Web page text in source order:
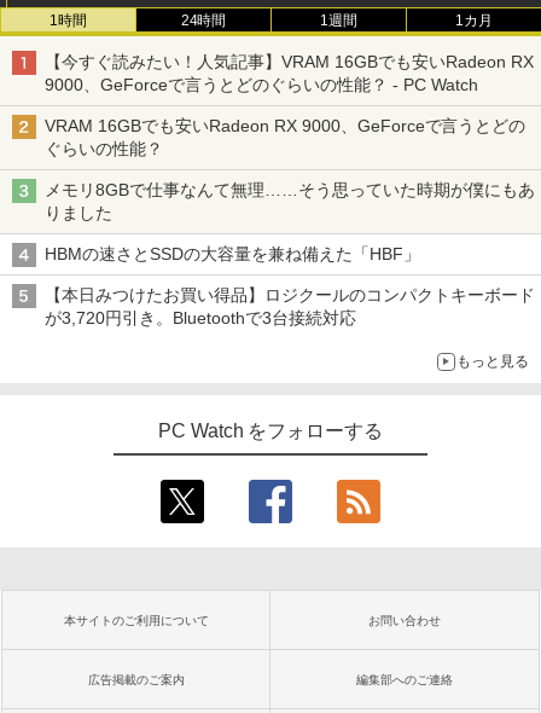
1時間 24時間 1週間 1カ月
【今すぐ読みたい！人気記事】VRAM 16GBでも安いRadeon RX
9000、GeForceで言うとどのぐらいの性能？ - PC Watch
VRAM 16GBでも安いRadeon RX 9000、GeForceで言うとどの
ぐらいの性能？
メモリ8GBで仕事なんて無理……そう思っていた時期が僕にもあ
りました
HBMの速さとSSDの大容量を兼ね備えた「HBF」
【本日みつけたお買い得品】ロジクールのコンパクトキーボード
が3,720円引き。Bluetoothで3台接続対応
もっと見る
PC Watch をフォローする
本サイトのご利用について お問い合わせ
広告掲載のご案内 編集部へのご連絡